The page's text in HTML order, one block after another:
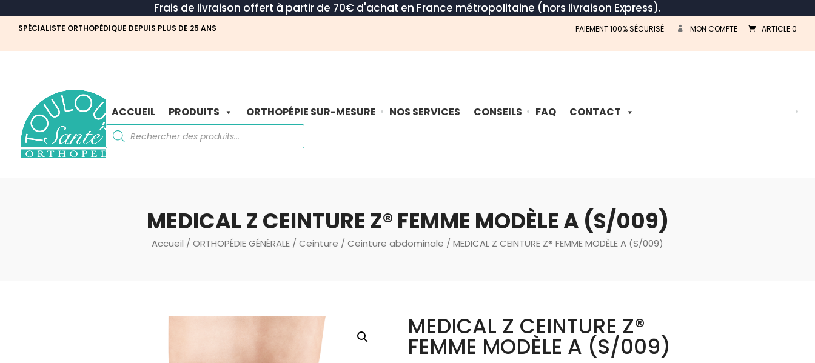
Frais de livraison offert à partir de 70€ d'achat en France métropolitaine (hors livraison Express).
SPÉCIALISTE ORTHOPÉDIQUE DEPUIS PLUS DE 25 ANS PAIEMENT 100% SÉCURISÉ MON COMPTE ARTICLE 0
ACCUEIL PRODUITS ORTHOPÉPIE SUR-MESURE NOS SERVICES CONSEILS FAQ CONTACT
Recherche
de
produits
Recherche
MEDICAL Z CEINTURE Z® FEMME MODÈLE A (S/009)
Accueil / ORTHOPÉDIE GÉNÉRALE / Ceinture / Ceinture abdominale / MEDICAL Z CEINTURE Z® FEMME MODÈLE A (S/009)
MEDICAL Z CEINTURE Z®
FEMME MODÈLE A (S/009)